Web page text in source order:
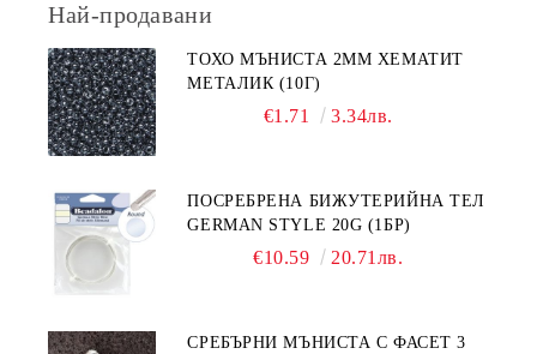
Най-продавани
ТОХО МЪНИСТА 2ММ ХЕМАТИТ
МЕТАЛИК (10Г)
€1.71 3.34лв.
ПОСРЕБРЕНА БИЖУТЕРИЙНА ТЕЛ
GERMAN STYLE 20G (1БР)
€10.59 20.71лв.
СРЕБЪРНИ МЪНИСТА С ФАСЕТ 3